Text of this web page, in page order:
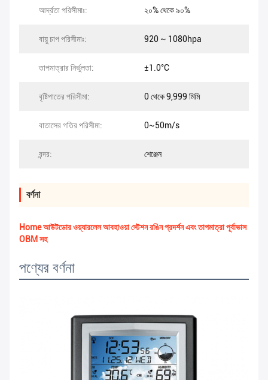
আর্দ্রতা পরিসীমাঃ: ২০% থেকে ৯০%
বায়ু চাপ পরিসীমাঃ: 920 ~ 1080hpa
তাপমাত্রার নির্ভুলতা: ±1.0°C
বৃষ্টিপাতের পরিসীমা: 0 থেকে 9,999 মিমি
বাতাসের গতির পরিসীমা: 0~50m/s
বন্দর: শেঞ্জেন
বর্ণনা
Home আউটডোর ওয়্যারলেস আবহাওয়া স্টেশন রঙিন প্রদর্শন এবং তাপমাত্রা পূর্বাভাস
OBM সহ
পণ্যের বর্ণনা